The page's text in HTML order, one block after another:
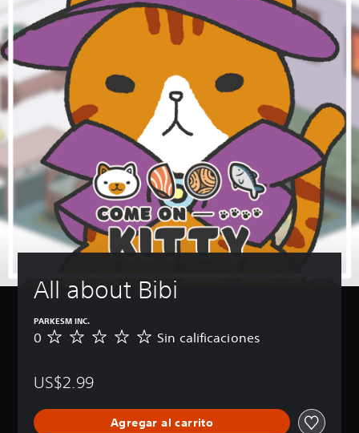
All about Bibi
PARKESM INC.
S
c
i
0 Sin calificaciones
US$2.99
Agregar al carrito